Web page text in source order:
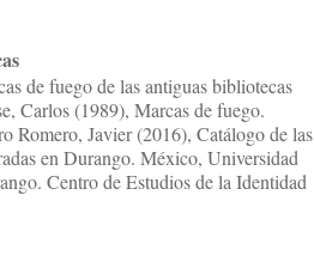
de fuego de las antiguas bibliotecas
Carlos (1989), Marcas de fuego.
Romero, Javier (2016), Catálogo de las
en Durango. México, Universidad
Centro de Estudios de la Identidad